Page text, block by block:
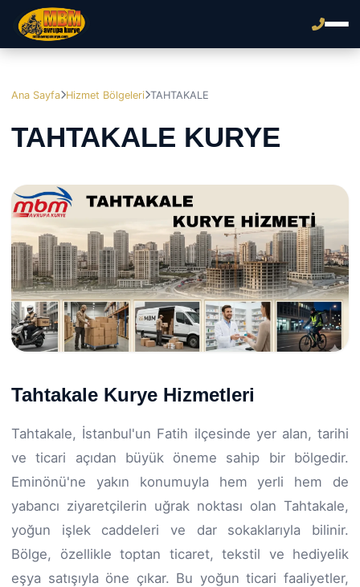
Ana Sayfa Hizmet Bölgeleri TAHTAKALE
TAHTAKALE KURYE
Tahtakale Kurye Hizmetleri
Tahtakale, İstanbul'un Fatih ilçesinde yer alan, tarihi
ve ticari açıdan büyük öneme sahip bir bölgedir.
Eminönü'ne yakın konumuyla hem yerli hem de
yabancı ziyaretçilerin uğrak noktası olan Tahtakale,
yoğun işlek caddeleri ve dar sokaklarıyla bilinir.
Bölge, özellikle toptan ticaret, tekstil ve hediyelik
eşya satışıyla öne çıkar. Bu yoğun ticari faaliyetler,